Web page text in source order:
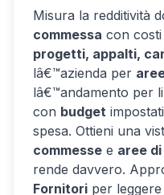
Misura la redditività
commessa con
progetti, appalti,
lâ€™azienda per
lâ€™andamento per
con budget
spesa. Ottieni una
commesse e aree
rende davvero.
Fornitori per